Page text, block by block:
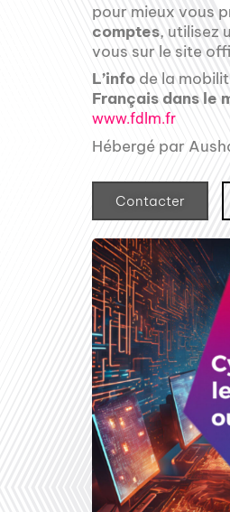
pour mieux vous
comptes, utilisez
vous sur le site
L’info de la
Français dans le
www.fdlm.fr
Hébergé par
Contacter